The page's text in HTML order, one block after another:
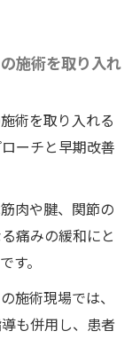
施術を取り入れ
術を取り入れる
ーチと早期改善
肉や腱、関節の
痛みの緩和にと
す。
施術現場では、
も併用し、患者